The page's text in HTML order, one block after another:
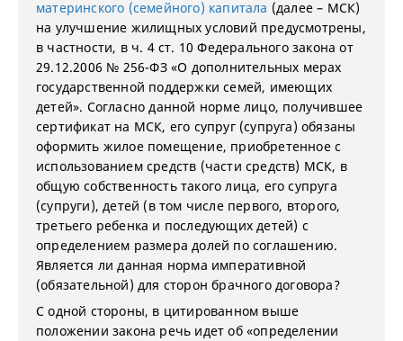
материнского (семейного) капитала (далее – МСК)
на улучшение жилищных условий предусмотрены,
в частности, в ч. 4 ст. 10 Федерального закона от
29.12.2006 № 256-ФЗ «О дополнительных мерах
государственной поддержки семей, имеющих
детей». Согласно данной норме лицо, получившее
сертификат на МСК, его супруг (супруга) обязаны
оформить жилое помещение, приобретенное с
использованием средств (части средств) МСК, в
общую собственность такого лица, его супруга
(супруги), детей (в том числе первого, второго,
третьего ребенка и последующих детей) с
определением размера долей по соглашению.
Является ли данная норма императивной
(обязательной) для сторон брачного договора?
С одной стороны, в цитированном выше
положении закона речь идет об «определении